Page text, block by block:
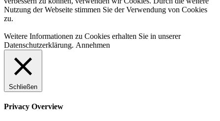
Nutzung der Webseite stimmen Sie der Verwendung von Cookies
zu.
Weitere Informationen zu Cookies erhalten Sie in unserer
Datenschutzerklärung. Annehmen
Schließen
Privacy Overview